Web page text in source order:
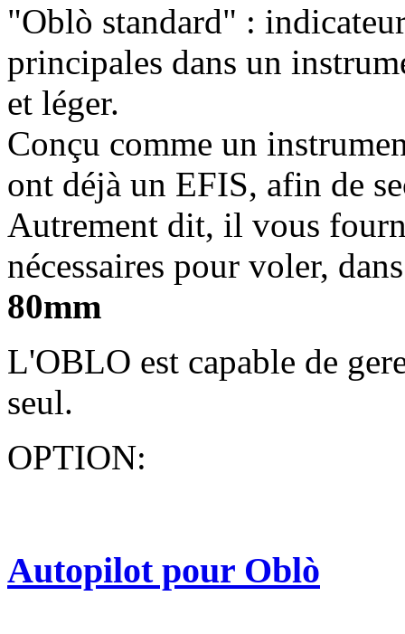
"Oblò standard" :
principales dans un
et léger.
Conçu comme un
ont déjà un EFIS, afin de
Autrement dit, il vous
nécessaires pour voler,
80mm
L'OBLO est capable de
seul.
OPTION:
Autopilot pour Oblò